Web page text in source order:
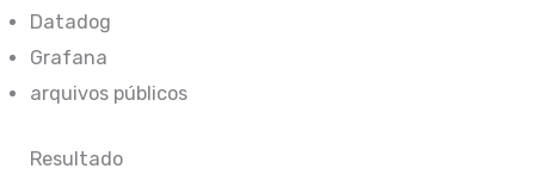
Datadog
Grafana
arquivos públicos
Resultado